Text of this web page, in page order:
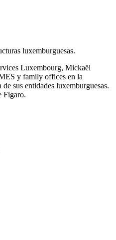
luxemburguesas.
Luxembourg, Mickaël
y family offices en la
sus entidades luxemburguesas.
Figaro.